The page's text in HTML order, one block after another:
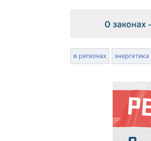
в регионах энергетика